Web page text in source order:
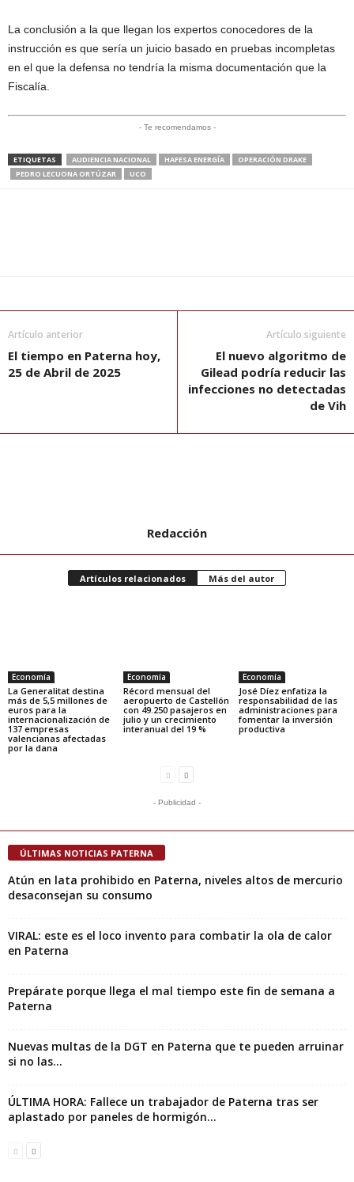
La conclusión a la que llegan los expertos conocedores de la
instrucción es que sería un juicio basado en pruebas incompletas
en el que la defensa no tendría la misma documentación que la
Fiscalía.
- Te recomendamos -
ETIQUETAS AUDIENCIA NACIONAL HAFESA ENERGÍA
OPERACIÓN DRAKE
PEDRO LECUONA ORTÚZAR
UCO
Artículo anterior
El tiempo en Paterna hoy,
25 de Abril de 2025
Artículo siguiente
El nuevo algoritmo de
Gilead podría reducir las
infecciones no detectadas
de Vih
Redacción
Artículos relacionados Más del autor
Economía
La Generalitat destina
más de 5,5 millones de
euros para la
internacionalización de
137 empresas
valencianas afectadas
por la dana
Economía
Récord mensual del
aeropuerto de Castellón
con 49.250 pasajeros en
julio y un crecimiento
interanual del 19 %
Economía
José Díez enfatiza la
responsabilidad de las
administraciones para
fomentar la inversión
productiva
- Publicidad -
ÚLTIMAS NOTICIAS PATERNA
Atún en lata prohibido en Paterna, niveles altos de mercurio
desaconsejan su consumo
VIRAL: este es el loco invento para combatir la ola de calor
en Paterna
Prepárate porque llega el mal tiempo este fin de semana a
Paterna
Nuevas multas de la DGT en Paterna que te pueden arruinar
si no las...
ÚLTIMA HORA: Fallece un trabajador de Paterna tras ser
aplastado por paneles de hormigón...